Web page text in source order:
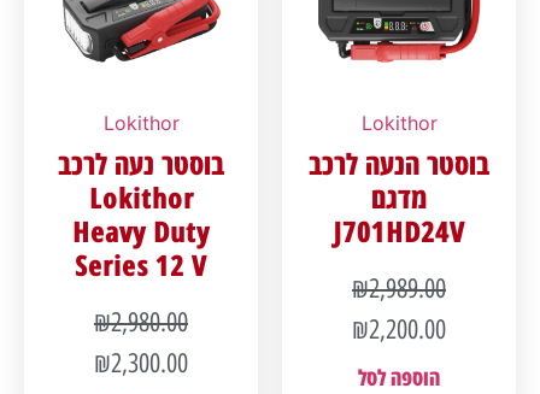
Lokithor
בוסטר הנעה לרכב
מדגם
J701HD24V
₪2,989.00
₪2,200.00
הוספה לסל
Lokithor
בוסטר נעה לרכב
Lokithor
Heavy Duty
Series 12 V
₪2,980.00
₪2,300.00